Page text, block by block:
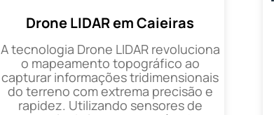
Drone LIDAR em Caieiras
A tecnologia Drone LIDAR revoluciona
o mapeamento topográfico ao
capturar informações tridimensionais
do terreno com extrema precisão e
rapidez. Utilizando sensores de